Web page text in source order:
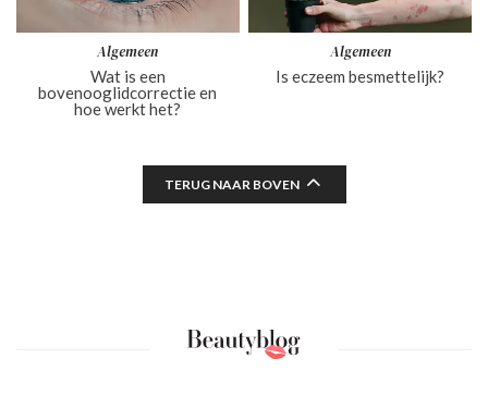
Algemeen
Wat is een
bovenooglidcorrectie en
hoe werkt het?
Algemeen
Is eczeem besmettelijk?
TERUG NAAR BOVEN